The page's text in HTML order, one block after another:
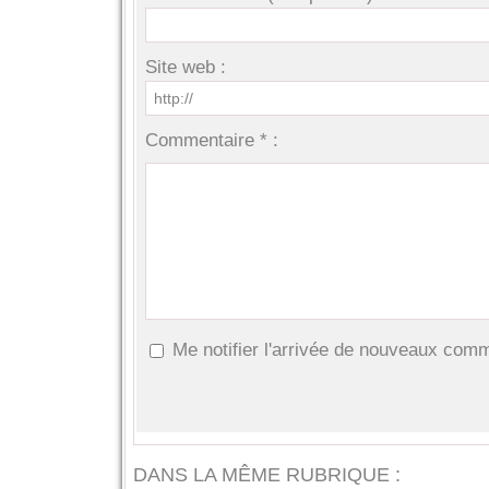
Site web :
Commentaire * :
Me notifier l'arrivée de nouveaux
DANS LA MÊME RUBRIQUE :